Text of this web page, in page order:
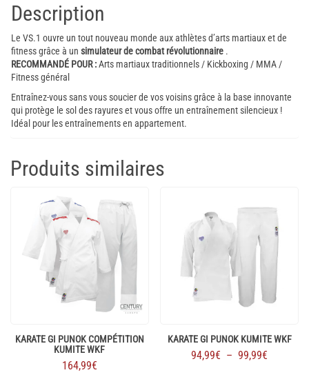
Description
Le VS.1 ouvre un tout nouveau monde aux athlètes d’arts martiaux et de
fitness grâce à un simulateur de combat révolutionnaire .
RECOMMANDÉ POUR :Arts martiaux traditionnels / Kickboxing / MMA /
Fitness général
Entraînez-vous sans vous soucier de vos voisins grâce à la base innovante
qui protège le sol des rayures et vous offre un entraînement silencieux !
Idéal pour les entraînements en appartement.
Produits similaires
KARATE GI PUNOK COMPÉTITION
KUMITE WKF
164,99€
KARATE GI PUNOK KUMITE WKF
94,99€ – 99,99€